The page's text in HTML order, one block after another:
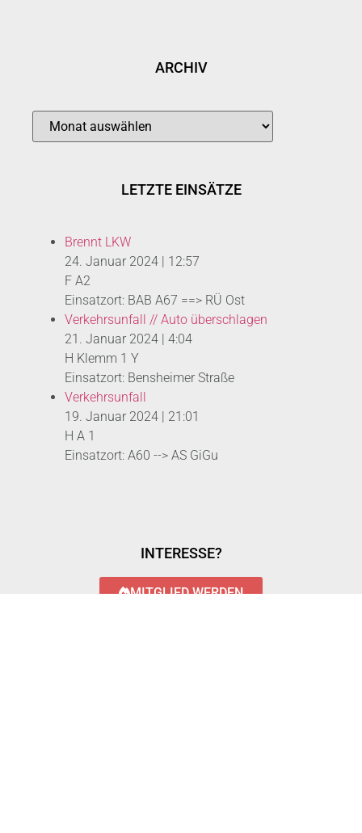
ARCHIV
LETZTE EINSÄTZE
Brennt LKW
24. Januar 2024 | 12:57
F A2
Einsatzort: BAB A67 ==> RÜ Ost
Verkehrsunfall // Auto überschlagen
21. Januar 2024 | 4:04
H Klemm 1 Y
Einsatzort: Bensheimer Straße
Verkehrsunfall
19. Januar 2024 | 21:01
H A 1
Einsatzort: A60 --> AS GiGu
INTERESSE?
MITGLIED WERDEN